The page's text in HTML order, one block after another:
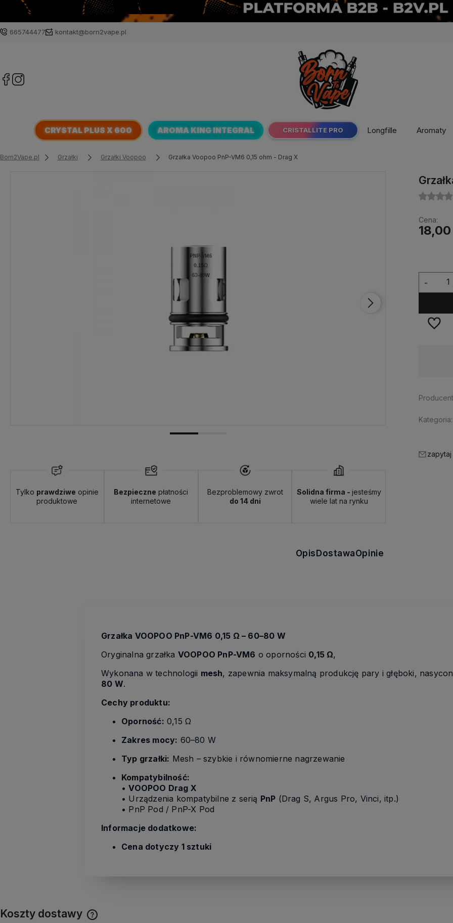
665744477 kontakt@born2vape.pl
CRYSTAL PLUS X 600 AROMA KING INTEGRAL CRISTALLITE PRO Longfille Aromaty
Born2Vape.pl Grzałki Grzałki Voopoo Grzałka Voopoo PnP-VM6 0,15 ohm - Drag X
Tylko prawdziwe opinie
produktowe
Bezpieczne płatności
internetowe
Bezproblemowy zwrot
do 14 dni
Solidna firma - jesteśmy
wiele lat na rynku
Cena:
18,00
-
Kategoria:
Opis DostawaOpinie
Grzałka VOOPOO PnP-VM6 0,15 Ω – 60–80 W
Oryginalna grzałka VOOPOO PnP-VM6 o oporności 0,15 Ω,
Wykonana w technologii mesh, zapewnia maksymalną produkcję pary i głęboki,
80 W.
Cechy produktu:
Oporność: 0,15 Ω
Zakres mocy: 60–80 W
Typ grzałki: Mesh – szybkie i równomierne nagrzewanie
Kompatybilność:
•VOOPOO Drag X
• Urządzenia kompatybilne z serią PnP (Drag S, Argus Pro, Vinci, itp.)
• PnP Pod / PnP-X Pod
Informacje dodatkowe:
Cena dotyczy 1 sztuki
Koszty dostawy